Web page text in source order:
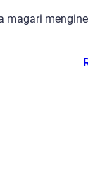
magari